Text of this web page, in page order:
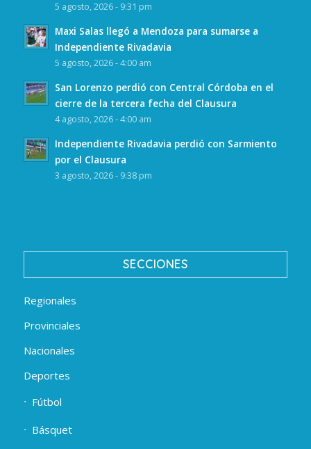
5 agosto, 2026 - 9:31 pm
Maxi Salas llegó a Mendoza para sumarse a
Independiente Rivadavia
5 agosto, 2026 - 4:00 am
San Lorenzo perdió con Central Córdoba en el
cierre de la tercera fecha del Clausura
4 agosto, 2026 - 4:00 am
Independiente Rivadavia perdió con Sarmiento
por el Clausura
3 agosto, 2026 - 9:38 pm
SECCIONES
Regionales
Provinciales
Nacionales
Deportes
Fútbol
Básquet